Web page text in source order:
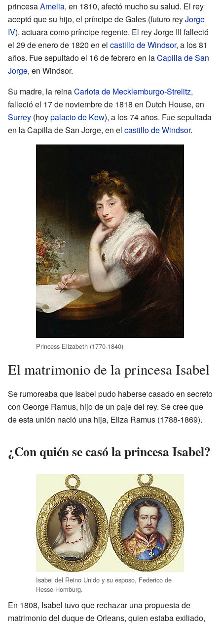
princesaAmelia, en 1810, afectó mucho su salud. El rey
aceptó que su hijo, el príncipe de Gales (futuro reyJorge
IV), actuara como príncipe regente. El rey Jorge III falleció
el 29 de enero de 1820 en el castillo de Windsor, a los 81
años. Fue sepultado el 16 de febrero en laCapilla de San
Jorge, en Windsor.
Su madre, la reinaCarlota de Mecklemburgo-Strelitz,
falleció el 17 de noviembre de 1818 en Dutch House, en
Surrey (hoypalacio de Kew), a los 74 años. Fue sepultada
en la Capilla de San Jorge, en el castillo de Windsor.
Princess Elizabeth (1770-1840)
El matrimonio de la princesa Isabel
Se rumoreaba que Isabel pudo haberse casado en secreto
con George Ramus, hijo de un paje del rey. Se cree que
de esta unión nació una hija, Eliza Ramus (1788-1869).
¿Con quién se casó la princesa Isabel?
Isabel del Reino Unido y su esposo, Federico de
Hesse-Homburg.
En 1808, Isabel tuvo que rechazar una propuesta de
matrimonio del duque de Orleans, quien estaba exiliado,